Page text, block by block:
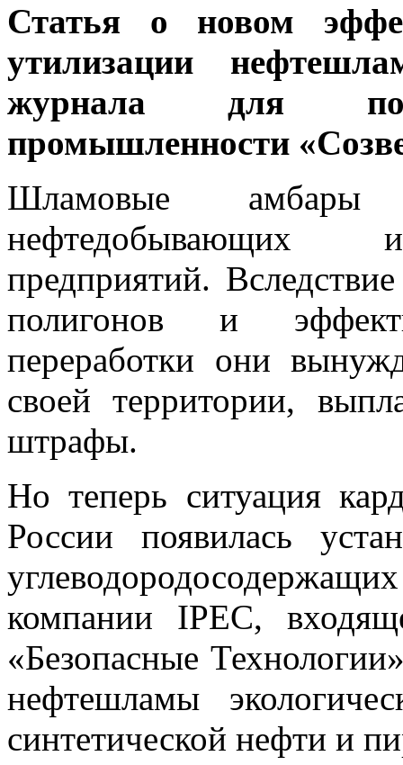
Статья о новом
утилизации
журнала для
промышленности
Шламовые
нефтедобывающих и
предприятий.
полигонов и
переработки они
своей территории,
штрафы.
Но теперь ситуация
России появилась
компании IPEC,
«Безопасные
нефтешламы
синтетической нефти и